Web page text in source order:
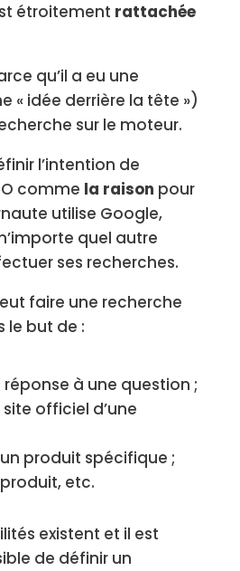
étroitement rattachée
qu’il a eu une
« idée derrière la tête »)
sur le moteur.
l’intention de
comme la raison pour
utilise Google,
quel autre
ses recherches.
faire une recherche
le but de :
à une question ;
officiel d’une
produit spécifique ;
etc.
existent et il est
de définir un